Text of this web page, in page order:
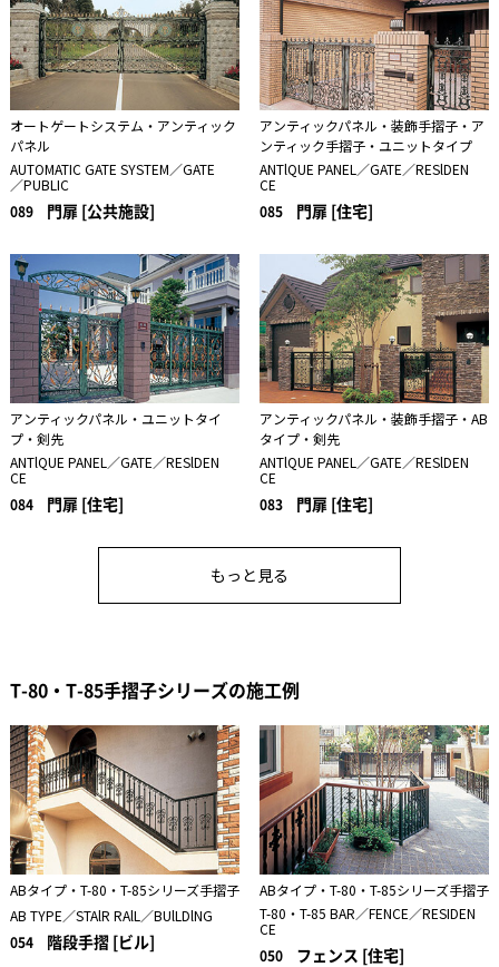
オートゲートシステム・アンティック
パネル
AUTOMATIC GATE SYSTEM／GATE
／PUBLIC
089 門扉 [公共施設]
アンティックパネル・装飾手摺子・ア
ンティック手摺子・ユニットタイプ
ANTlQUE PANEL／GATE／RESlDEN
CE
085 門扉 [住宅]
アンティックパネル・ユニットタイ
プ・剣先
ANTlQUE PANEL／GATE／RESlDEN
CE
084 門扉 [住宅]
アンティックパネル・装飾手摺子・AB
タイプ・剣先
ANTlQUE PANEL／GATE／RESlDEN
CE
083 門扉 [住宅]
もっと見る
T-80・T-85手摺子シリーズの施工例
ABタイプ・T-80・T-85シリーズ手摺子
AB TYPE／STAlR RAlL／BUlLDlNG
054 階段手摺 [ビル]
ABタイプ・T-80・T-85シリーズ手摺子
T-80・T-85 BAR／FENCE／RESIDEN
CE
050 フェンス [住宅]